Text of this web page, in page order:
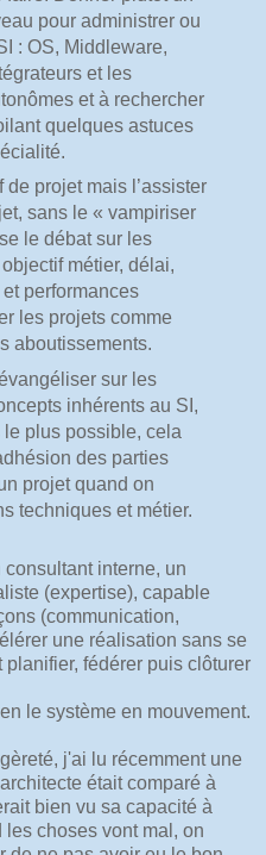
pour administrer ou
: OS, Middleware,
et les
et à rechercher
quelques astuces
projet mais l’assister
sans le « vampiriser
le débat sur les
métier, délai,
performances
les projets comme
aboutissements.
sur les
inhérents au SI,
plus possible, cela
des parties
projet quand on
techniques et métier.
interne, un
(expertise), capable
(communication,
une réalisation sans se
planifier, fédérer puis clôturer
le système en mouvement.
j'ai lu récemment une
était comparé à
bien vu sa capacité à
choses vont mal, on